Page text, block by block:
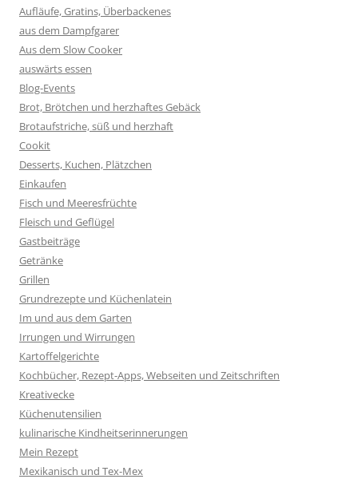
Aufläufe, Gratins, Überbackenes
aus dem Dampfgarer
Aus dem Slow Cooker
auswärts essen
Blog-Events
Brot, Brötchen und herzhaftes Gebäck
Brotaufstriche, süß und herzhaft
Cookit
Desserts, Kuchen, Plätzchen
Einkaufen
Fisch und Meeresfrüchte
Fleisch und Geflügel
Gastbeiträge
Getränke
Grillen
Grundrezepte und Küchenlatein
Im und aus dem Garten
Irrungen und Wirrungen
Kartoffelgerichte
Kochbücher, Rezept-Apps, Webseiten und Zeitschriften
Kreativecke
Küchenutensilien
kulinarische Kindheitserinnerungen
Mein Rezept
Mexikanisch und Tex-Mex